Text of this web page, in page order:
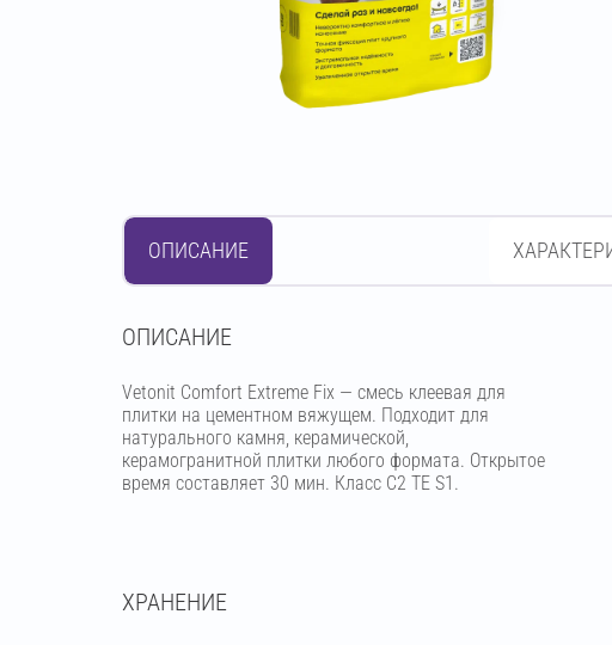
ОПИСАНИЕ
OПИСАНИЕ
Vetonit Comfort Extreme Fix — смесь клеевая для
плитки на цементном вяжущем. Подходит для
натурального камня, керамической,
керамогранитной плитки любого формата. Открытое
время составляет 30 мин. Класс C2 TE S1.
ХРАНЕНИЕ